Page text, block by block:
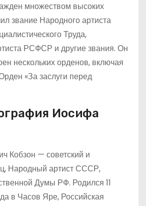
множеством высоких
звание Народного артиста
Труда,
РСФСР и другие звания. Он
нескольких орденов, включая
«За заслуги перед
Иосифа
Кобзон — советский и
Народный артист СССР,
Думы РФ. Родился 11
в Часов Яре, Российская